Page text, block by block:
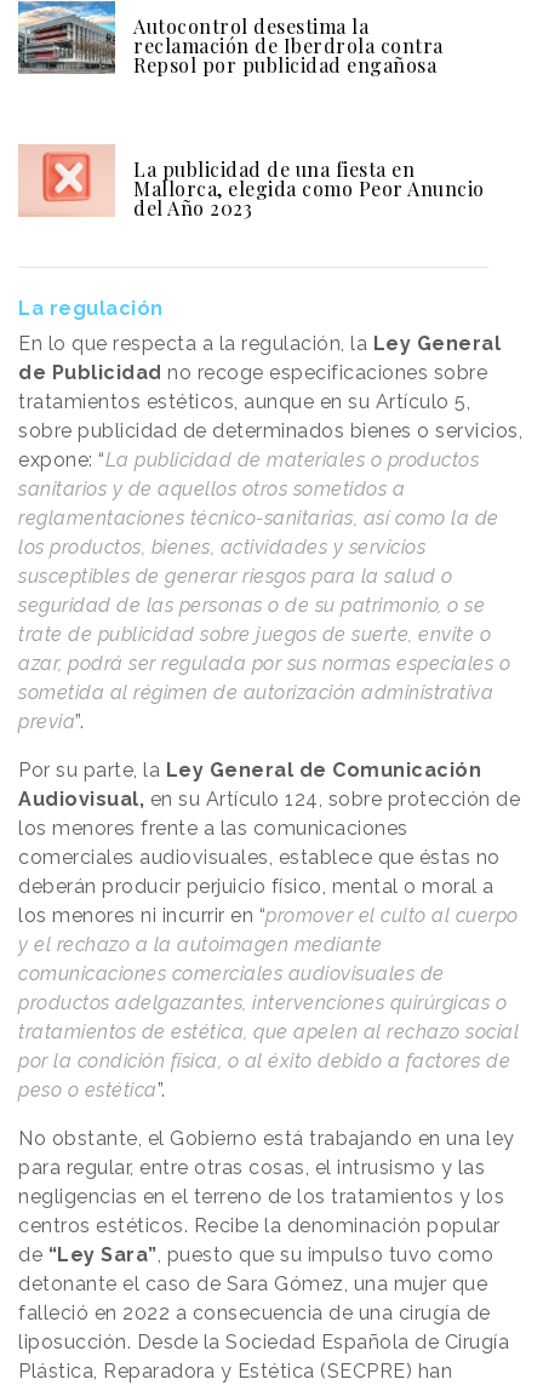
Autocontrol desestima la
reclamación de Iberdrola contra
Repsol por publicidad engañosa
La publicidad de una fiesta en
Mallorca, elegida como Peor Anuncio
del Año 2023
La regulación
En lo que respecta a la regulación, la Ley General
de Publicidad no recoge especificaciones sobre
tratamientos estéticos, aunque en su Artículo 5,
sobre publicidad de determinados bienes o servicios,
expone: “La publicidad de materiales o productos
sanitarios y de aquellos otros sometidos a
reglamentaciones técnico-sanitarias, así como la de
los productos, bienes, actividades y servicios
susceptibles de generar riesgos para la salud o
seguridad de las personas o de su patrimonio, o se
trate de publicidad sobre juegos de suerte, envite o
azar, podrá ser regulada por sus normas especiales o
sometida al régimen de autorización administrativa
previa”.
Por su parte, la Ley General de Comunicación
Audiovisual, en su Artículo 124, sobre protección de
los menores frente a las comunicaciones
comerciales audiovisuales, establece que éstas no
deberán producir perjuicio físico, mental o moral a
los menores ni incurrir en “promover el culto al cuerpo
y el rechazo a la autoimagen mediante
comunicaciones comerciales audiovisuales de
productos adelgazantes, intervenciones quirúrgicas o
tratamientos de estética, que apelen al rechazo social
por la condición física, o al éxito debido a factores de
peso o estética”.
No obstante, el Gobierno está trabajando en una ley
para regular, entre otras cosas, el intrusismo y las
negligencias en el terreno de los tratamientos y los
centros estéticos. Recibe la denominación popular
de “Ley Sara”, puesto que su impulso tuvo como
detonante el caso de Sara Gómez, una mujer que
falleció en 2022 a consecuencia de una cirugía de
liposucción. Desde la Sociedad Española de Cirugía
Plástica, Reparadora y Estética (SECPRE) han